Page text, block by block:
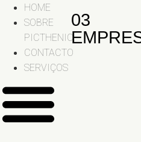
HOME
SOBRE
PICTHENIC
CONTACTO
SERVIÇOS
03